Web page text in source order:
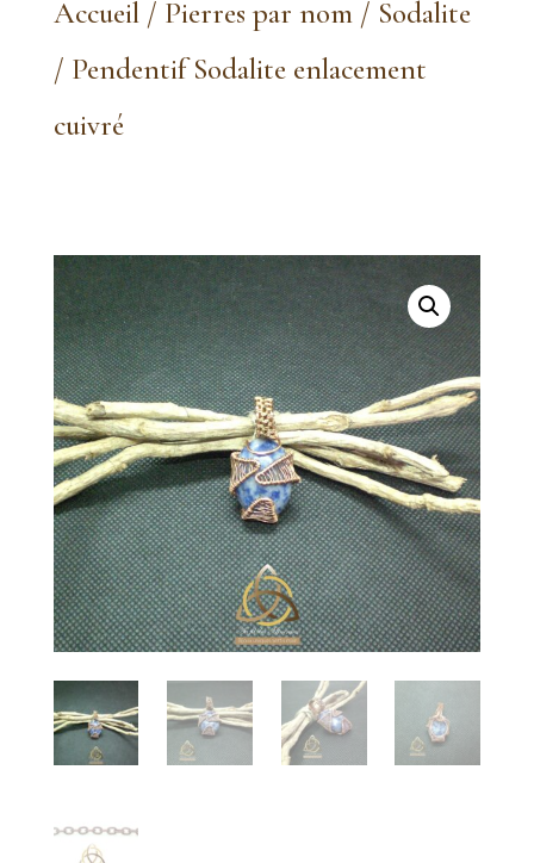
Accueil/ Pierres par nom/ Sodalite
/ Pendentif Sodalite enlacement
cuivré